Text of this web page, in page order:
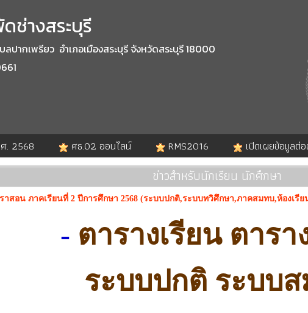
ช่างสระบุรี
ากเพรียว อำเภอเมืองสระบุรี จังหวัดสระบุรี 18000
. 2568 ศธ.02 ออนไลน์ RMS2016 เปิดเผยข้อมูลต่
ข่าวสำหรับนักเรียน นักศึกษา
าสอน ภาคเรียนที่ 2 ปีการศึกษา 2568 (ระบบปกติ,ระบบทวิศึกษา,ภาคสมทบ,ห้องเรี
- ตารางเรียน ตาร
ระบบปกติ ระบบ